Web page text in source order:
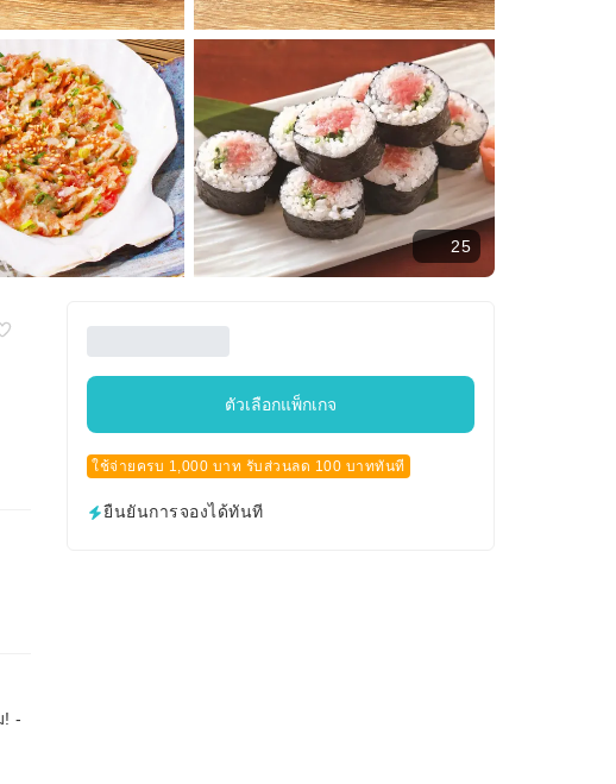
25
! -
ตัวเลือกแพ็กเกจ
ใช้จ่ายครบ 1,000 บาท รับส่วนลด 100 บาททันที
ยืนยันการจองได้ทันที